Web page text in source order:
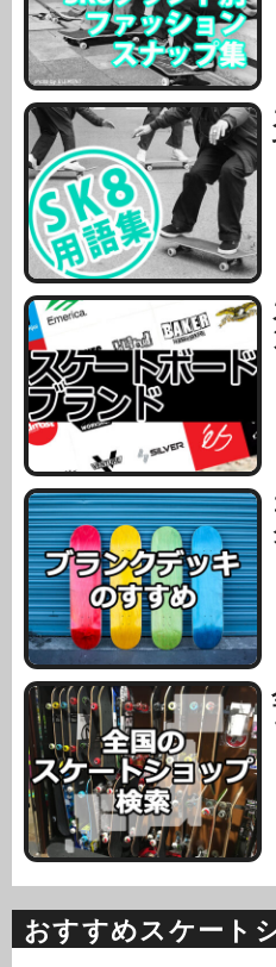
おすすめスケート